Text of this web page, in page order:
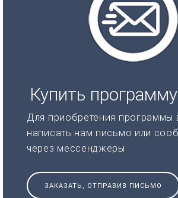
Купить программу
Для приобретения программы
написать нам письмо или
через мессенджеры
ЗАКАЗАТЬ, ОТПРАВИВ ПИСЬМО